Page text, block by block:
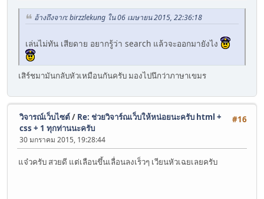
อ้างถึงจาก: birzzlekung ใน 06 เมษายน 2015, 22:36:18
เล่นไม่ทัน เสียดาย อยากรู้ว่า search แล้วจะออกมายังไง
เสิร์ชมามันกลับหัวเหมือนกันครับ มองไปนึกว่าภาษาเขมร
#16
วิจารณ์เว็บไซต์/ Re: ช่วยวิจาร์ณเว็บให้หน่อยนะครับ html +
css + 1 ทุกท่านนะครับ
30 มกราคม 2015, 19:28:44
แจ๋วครับ สวยดี แต่เลือนขึ้นเลื่อนลงเร็วๆ เวียนหัวเฉยเลยครับ